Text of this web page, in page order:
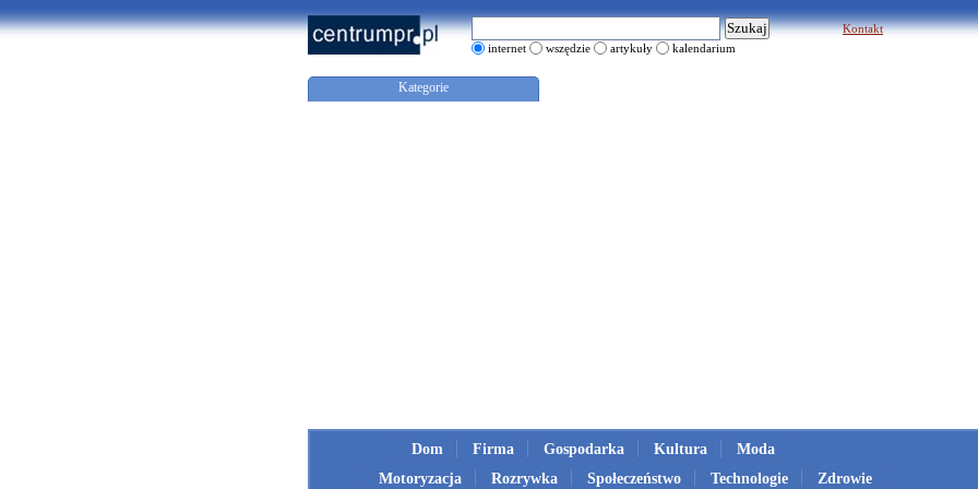
internet wszędzie artykuły kalendarium
Kontakt
Kategorie
Dom Firma Gospodarka Kultura
Moda
Motoryzacja
Rozrywka Społeczeństwo Technologie Zdrowie